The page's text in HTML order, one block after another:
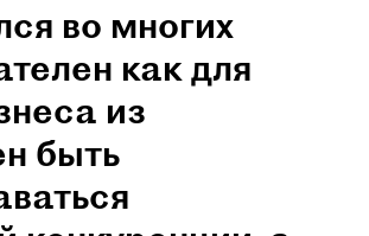
во многих
как для
из
быть